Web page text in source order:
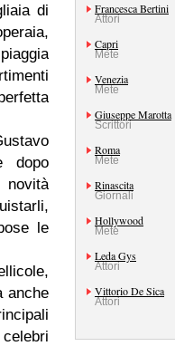
di
dopo
novità
le
anche
Francesca Bertini
Attori
Capri
Mete
Venezia
Mete
Giuseppe Marotta
Scrittori
Roma
Mete
Rinascita
Giornali
Hollywood
Mete
Leda Gys
Attori
Vittorio De Sica
Attori